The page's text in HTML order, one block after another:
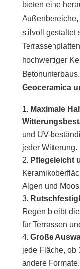
bieten eine
stilvoll gestaltet
hochwertiger
Betonunterbaus.
Geoceramica
Maximale
und UV-
jeder Witterung.
Pflegeleicht
Algen und
Regen bleibt
für Terrassen
Große
jede Fläche, ob
andere Formate.